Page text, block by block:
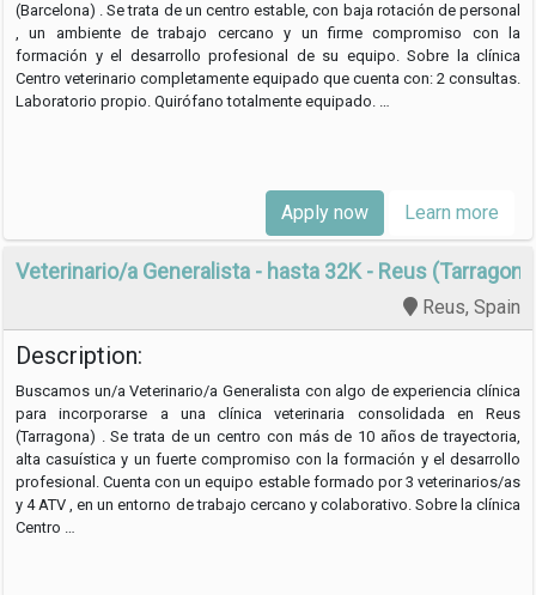
(Barcelona) . Se trata de un centro estable, con baja rotación de personal
, un ambiente de trabajo cercano y un firme compromiso con la
formación y el desarrollo profesional de su equipo. Sobre la clínica
Centro veterinario completamente equipado que cuenta con: 2 consultas.
Laboratorio propio. Quirófano totalmente equipado. …
Apply now Learn more
Veterinario/a Generalista - hasta 32K - Reus
Reus, Spain
Description:
Buscamos un/a Veterinario/a Generalista con algo de experiencia clínica
para incorporarse a una clínica veterinaria consolidada en Reus
(Tarragona) . Se trata de un centro con más de 10 años de trayectoria,
alta casuística y un fuerte compromiso con la formación y el desarrollo
profesional. Cuenta con un equipo estable formado por 3 veterinarios/as
y 4 ATV , en un entorno de trabajo cercano y colaborativo. Sobre la clínica
Centro …